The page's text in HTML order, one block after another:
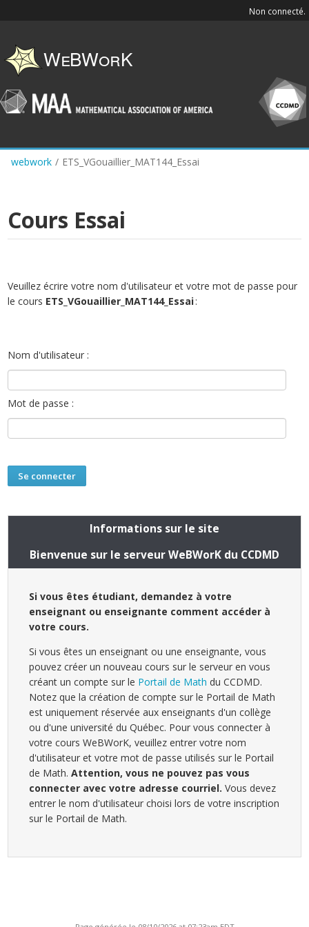
content
Non connecté.
webwork / ETS_VGouaillier_MAT144_Essai
Cours Essai
Veuillez écrire votre nom d'utilisateur et votre mot de passe pour
le cours ETS_VGouaillier_MAT144_Essai:
Nom d'utilisateur :
Mot de passe :
Informations sur le site
Bienvenue sur le serveur WeBWorK du CCDMD
Si vous êtes étudiant, demandez à votre
enseignant ou enseignante comment accéder à
votre cours.
Si vous êtes un enseignant ou une enseignante, vous
pouvez créer un nouveau cours sur le serveur en vous
créant un compte sur le Portail de Math du CCDMD.
Notez que la création de compte sur le Portail de Math
est uniquement réservée aux enseignants d'un collège
ou d'une université du Québec. Pour vous connecter à
votre cours WeBWorK, veuillez entrer votre nom
d'utilisateur et votre mot de passe utilisés sur le Portail
de Math.Attention, vous ne pouvez pas vous
connecter avec votre adresse courriel. Vous devez
entrer le nom d'utilisateur choisi lors de votre inscription
sur le Portail de Math.